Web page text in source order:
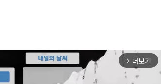
arrow_forward_ios 더보기